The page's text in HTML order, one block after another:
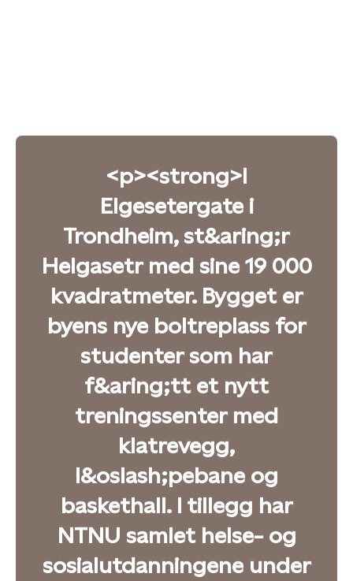
<p><strong>I
Elgesetergate i
Trondheim, st&aring;r
Helgasetr med sine 19 000
kvadratmeter. Bygget er
byens nye boltreplass for
studenter som har
f&aring;tt et nytt
treningssenter med
klatrevegg,
l&oslash;pebane og
baskethall. I tillegg har
NTNU samlet helse- og
sosialutdanningene under